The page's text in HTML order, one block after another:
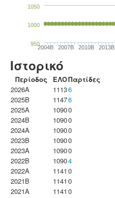
2004B 2007B 2010B 2013B
950
1000
1050
Ιστορικό
Περίοδος ΕΛΟΠαρτίδες
2026A
11136
2025B
11476
2025A
10900
2024B
10900
2024A
10900
2023B
10900
2023Α
10900
2022B
10904
2022A
1141 0
2021B
1141 0
2021A
1141 0